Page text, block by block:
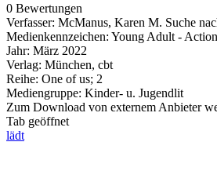
0 Bewertungen
Verfasser: McManus, Karen M. Suche
Medienkennzeichen: Young Adult -
Jahr: März 2022
Verlag: München, cbt
Reihe: One of us; 2
Mediengruppe: Kinder- u. Jugendlit
Zum Download von externem Anbieter
Tab geöffnet
lädt